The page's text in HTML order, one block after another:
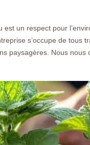
un respect pour
s’occupe de tous
paysagères. Nous